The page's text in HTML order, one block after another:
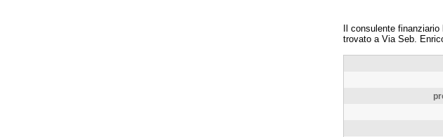
Il consulente finanziario
trovato a Via Seb.